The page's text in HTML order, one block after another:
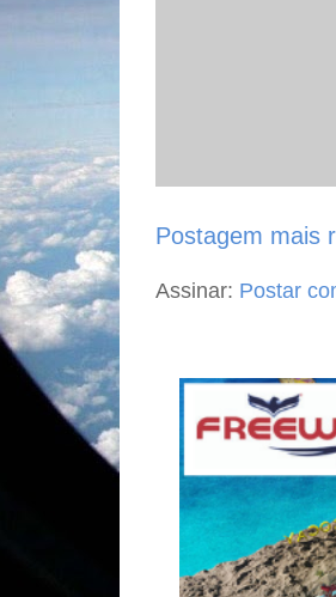
Postagem mais
Assinar: Postar